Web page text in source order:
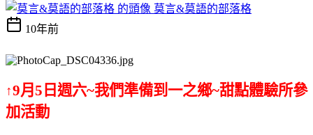
莫言&莫語的部落格
10年前
↑9月5日週六~我們準備到一之鄉~甜點體驗所參
加活動